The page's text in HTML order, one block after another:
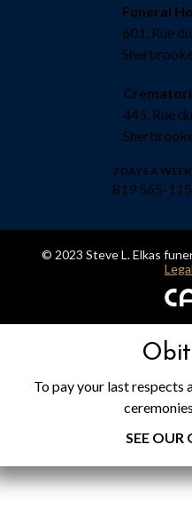
Funeral
601, Rue
445, Rue
7 DAYS A
819 565-
© 2023 Steve L. Elkas
To pay your last respects
SEE OUR